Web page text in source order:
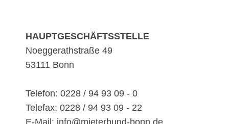
HAUPTGESCHÄFTSSTELLE
Noeggerathstraße 49
53111 Bonn
Telefon: 0228 / 94 93 09 - 0
Telefax: 0228 / 94 93 09 - 22
E-Mail: info@mieterbund-bonn.de